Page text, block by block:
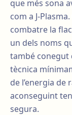
que més sona
com a J-
combatre la
un dels noms
també conegut
tècnica
de l’energia de
aconseguint
segura.